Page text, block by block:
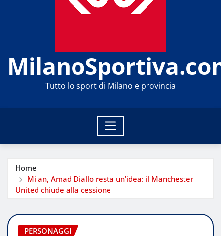
Tutto lo sport di Milano e provincia
Home
Milan, Amad Diallo resta un’idea: il Manchester
United chiude alla cessione
PERSONAGGI